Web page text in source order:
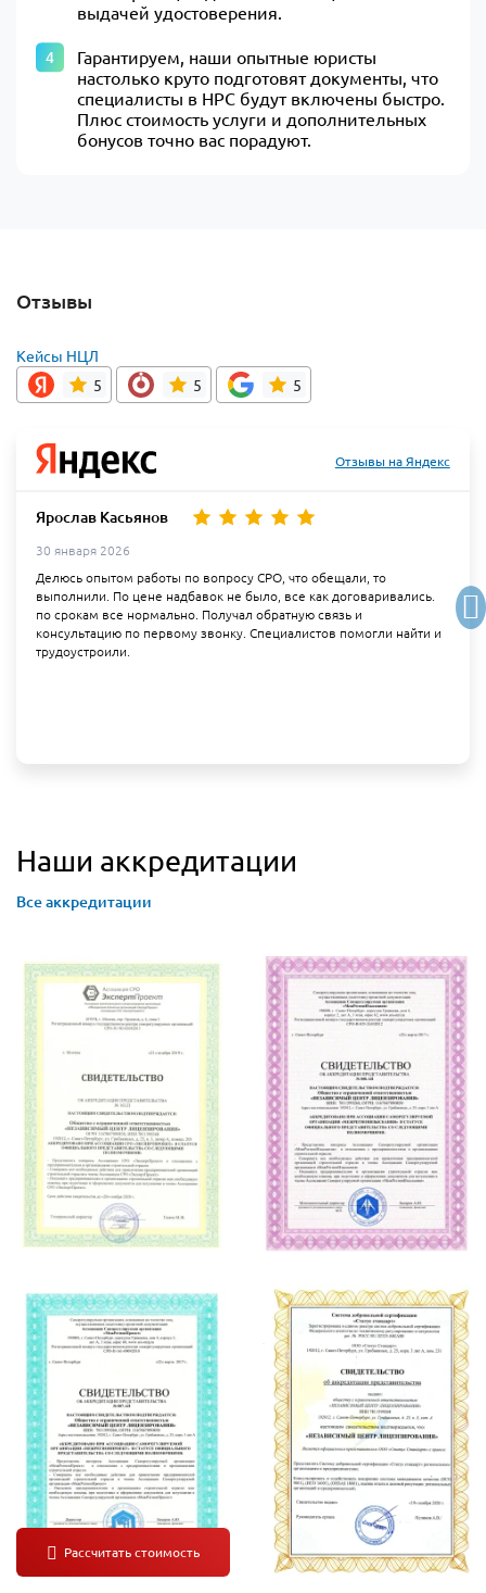
выдачей удостоверения.
Гарантируем, наши опытные юристы
настолько круто подготовят документы, что
специалисты в НРС будут включены быстро.
Плюс стоимость услуги и дополнительных
бонусов точно вас порадуют.
Отзывы
Кейсы НЦЛ
5
5 5
Отзывы на Яндекс
Ярослав Касьянов
30 января 2026
Делюсь опытом работы по вопросу СРО, что обещали, то
выполнили. По цене надбавок не было, все как договаривались.
по срокам все нормально. Получал обратную связь и
консультацию по первому звонку. Специалистов помогли найти и
трудоустроили.
Наши аккредитации
Все аккредитации